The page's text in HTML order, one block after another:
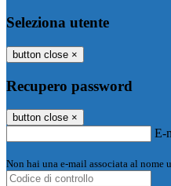
Seleziona utente
button close ×
Recupero password
button close ×
E-
Non hai una e-mail associata al nome